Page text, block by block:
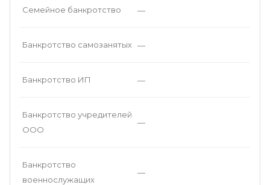
Семейное банкротство —
Банкротство самозанятых —
Банкротство ИП —
Банкротство учредителей
ООО
—
Банкротство
военнослужащих
—